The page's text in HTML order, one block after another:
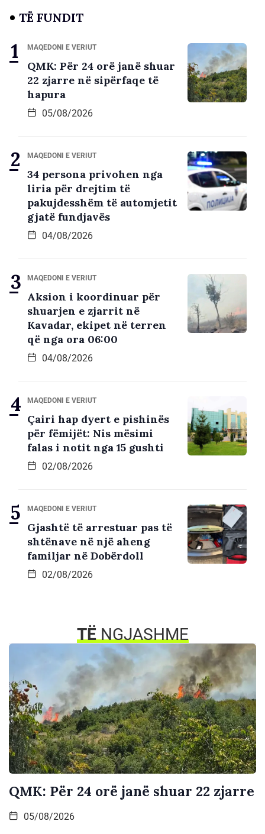
TË FUNDIT
MAQEDONI E VERIUT
QMK: Për 24 orë janë shuar
22 zjarre në sipërfaqe të
hapura
05/08/2026
MAQEDONI E VERIUT
34 persona privohen nga
liria për drejtim të
pakujdesshëm të automjetit
gjatë fundjavës
04/08/2026
MAQEDONI E VERIUT
Aksion i koordinuar për
shuarjen e zjarrit në
Kavadar, ekipet në terren
që nga ora 06:00
04/08/2026
MAQEDONI E VERIUT
Çairi hap dyert e pishinës
për fëmijët: Nis mësimi
falas i notit nga 15 gushti
02/08/2026
MAQEDONI E VERIUT
Gjashtë të arrestuar pas të
shtënave në një aheng
familjar në Dobërdoll
02/08/2026
TËNGJASHME
QMK: Për 24 orë janë shuar 22 zjarre
05/08/2026